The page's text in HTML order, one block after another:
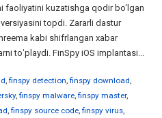
faoliyatini kuzatishga qodir bo‘lgan
topdi. Zararli dastur
kabi shifrlangan xabar
toʻplaydi. FinSpy iOS implantasi...
, finspy detection, finspy download,
, finspy malware, finspy master,
, finspy source code, finspy virus,